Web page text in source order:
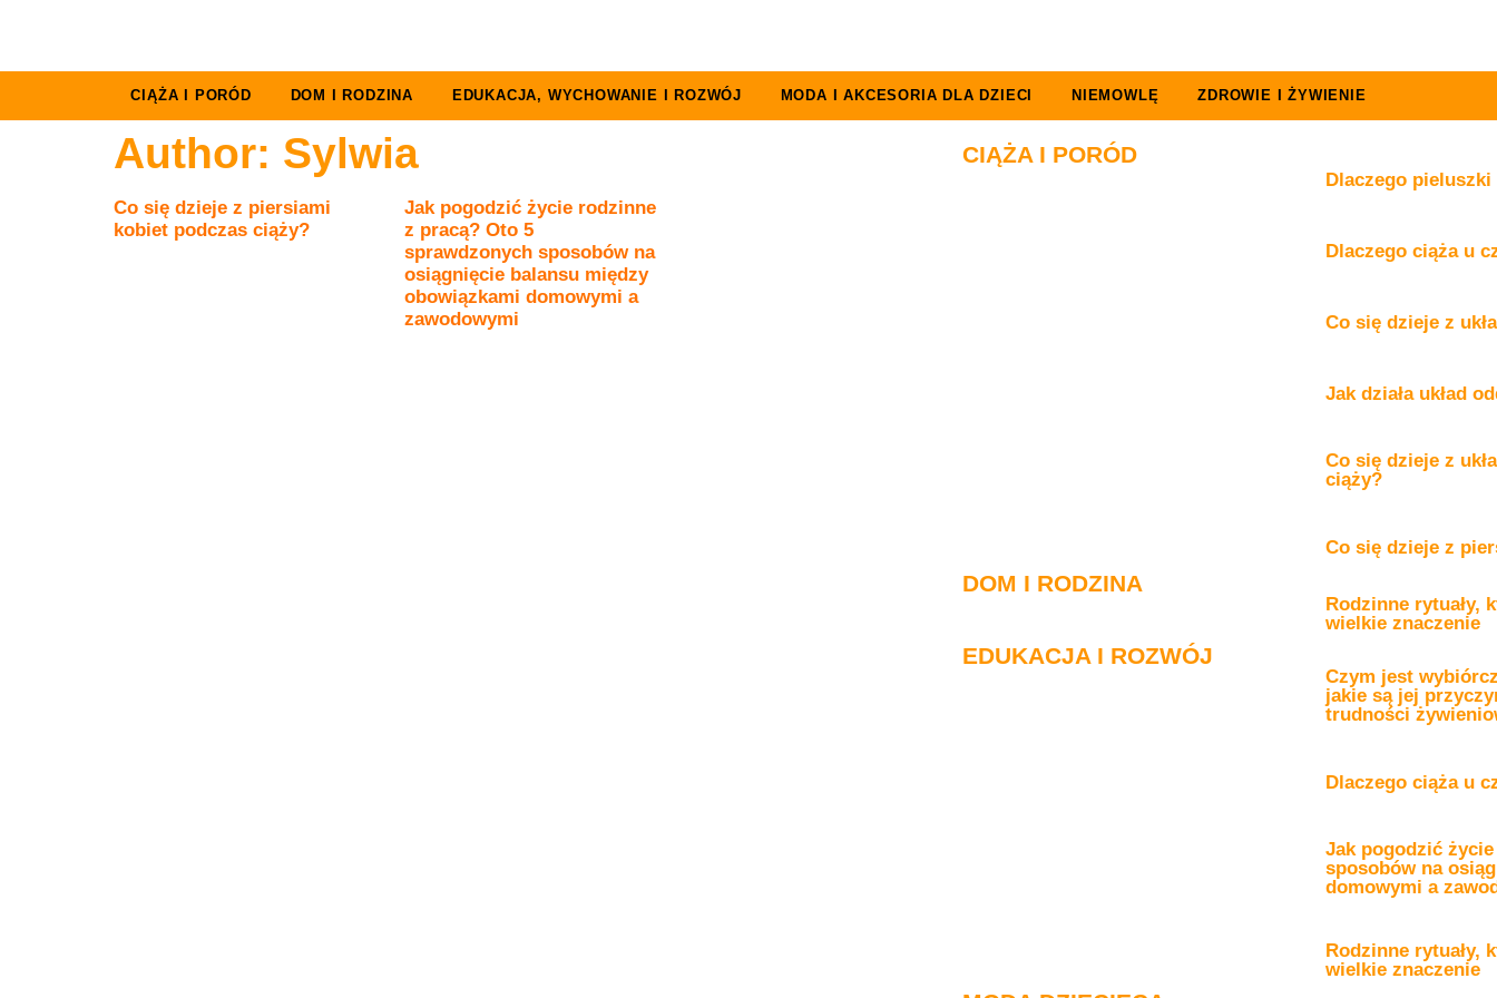
CIĄŻA I PORÓD DOM I RODZINA EDUKACJA, WYCHOWANIE I ROZWÓJ MODA I AKCESORIA DLA DZIECI NIEMOWLĘ ZDROWIE I ŻYWIENIE
Author: Sylwia
Co się dzieje z piersiami
kobiet podczas ciąży?
Jak pogodzić życie rodzinne
z pracą? Oto 5
sprawdzonych sposobów na
osiągnięcie balansu między
obowiązkami domowymi a
zawodowymi
CIĄŻA I PORÓD
Dlaczego
Dlaczego ciąża u
Co się dzieje z
Jak działa układ
Co się dzieje z
ciąży?
Co się dzieje z
DOM I RODZINA
Rodzinne rytuały,
wielkie znaczenie
EDUKACJA I ROZWÓJ
Czym jest
jakie są jej
trudności
Dlaczego ciąża u
Jak pogodzić
sposobów na
domowymi a
Rodzinne rytuały,
wielkie znaczenie